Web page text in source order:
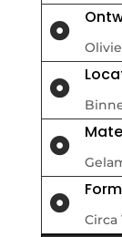




Circa